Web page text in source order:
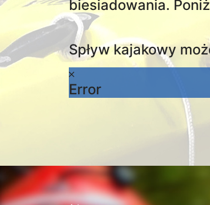
biesiadowania.
Spływ kajakowy
Error